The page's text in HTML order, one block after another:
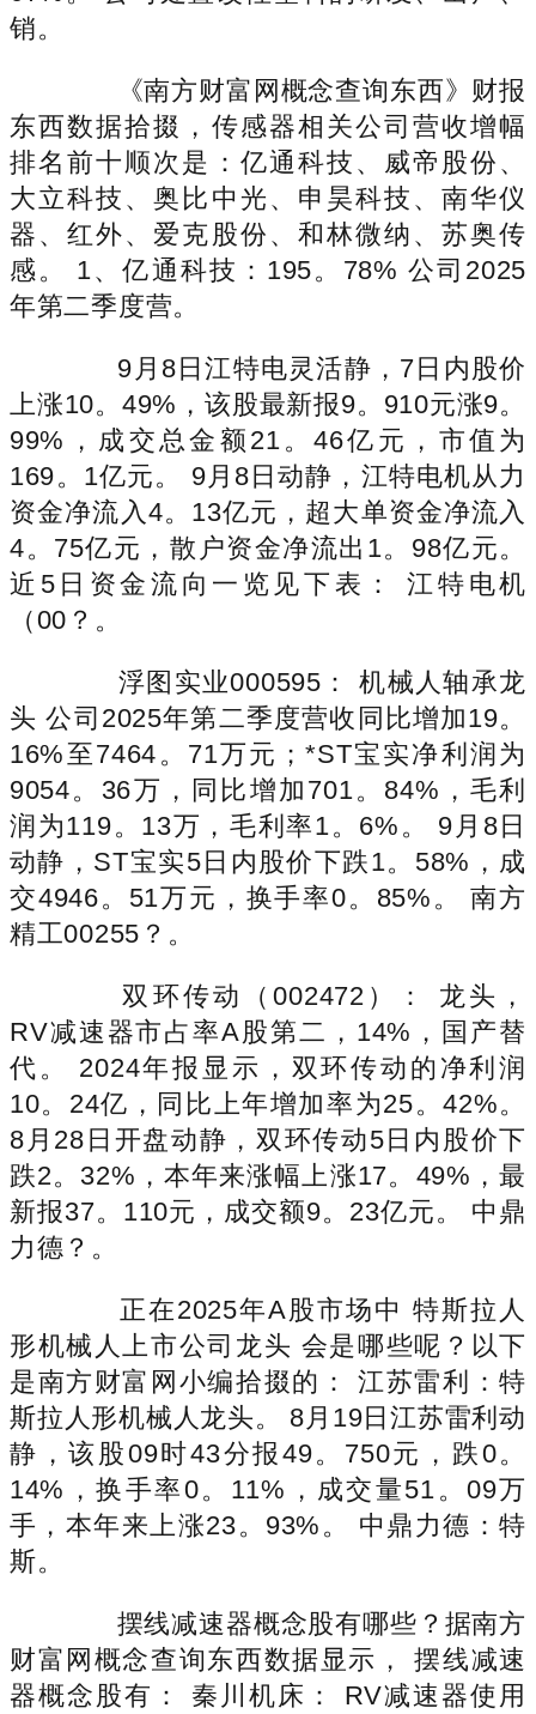
销。
《南方财富网概念查询东西》财报
东西数据拾掇，传感器相关公司营收增幅
排名前十顺次是：亿通科技、威帝股份、
大立科技、奥比中光、申昊科技、南华仪
器、红外、爱克股份、和林微纳、苏奥传
感。 1、亿通科技：195。78% 公司2025
年第二季度营。
9月8日江特电灵活静，7日内股价
上涨10。49%，该股最新报9。910元涨9。
99%，成交总金额21。46亿元，市值为
169。1亿元。 9月8日动静，江特电机从力
资金净流入4。13亿元，超大单资金净流入
4。75亿元，散户资金净流出1。98亿元。
近5日资金流向一览见下表： 江特电机
（00？。
浮图实业000595： 机械人轴承龙
头 公司2025年第二季度营收同比增加19。
16%至7464。71万元；*ST宝实净利润为
9054。36万，同比增加701。84%，毛利
润为119。13万，毛利率1。6%。 9月8日
动静，ST宝实5日内股价下跌1。58%，成
交4946。51万元，换手率0。85%。 南方
精工00255？。
双环传动（002472）： 龙头，
RV减速器市占率A股第二，14%，国产替
代。 2024年报显示，双环传动的净利润
10。24亿，同比上年增加率为25。42%。
8月28日开盘动静，双环传动5日内股价下
跌2。32%，本年来涨幅上涨17。49%，最
新报37。110元，成交额9。23亿元。 中鼎
力德？。
正在2025年A股市场中 特斯拉人
形机械人上市公司龙头 会是哪些呢？以下
是南方财富网小编拾掇的： 江苏雷利：特
斯拉人形机械人龙头。 8月19日江苏雷利动
静，该股09时43分报49。750元，跌0。
14%，换手率0。11%，成交量51。09万
手，本年来上涨23。93%。 中鼎力德：特
斯。
摆线减速器概念股有哪些？据南方
财富网概念查询东西数据显示， 摆线减速
器概念股有： 秦川机床： RV减速器使用